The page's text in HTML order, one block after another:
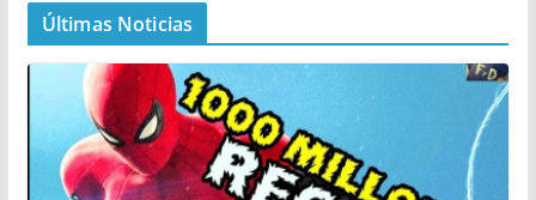
Últimas Noticias